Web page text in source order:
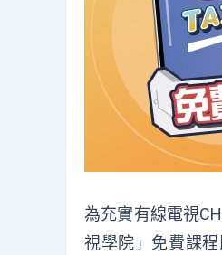
為充實有線電視
視學院」免費課